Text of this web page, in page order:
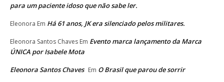
para um paciente idoso que não sabe ler.
Eleonora Em Há 61 anos, JK era silenciado pelos militares.
Eleonora Santos Chaves Em Evento marca lançamento da Marca
ÚNICA por Isabele Mota
Eleonora Santos Chaves Em O Brasil que parou de sorrir